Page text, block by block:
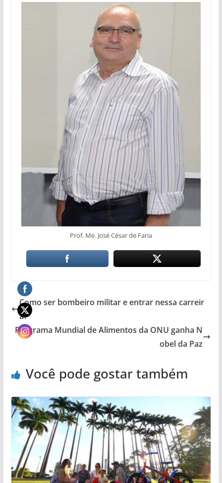
Prof. Me. José César de Faria
Como ser bombeiro militar e entrar nessa carreir
a?
Programa Mundial de Alimentos da ONU ganha N
obel da Paz
Você pode gostar também